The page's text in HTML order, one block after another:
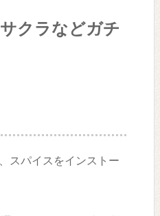
クラなどガチ
スパイスをインストー